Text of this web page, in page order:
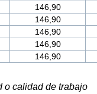
146,90
146,90
146,90
146,90
146,90
o calidad de trabajo